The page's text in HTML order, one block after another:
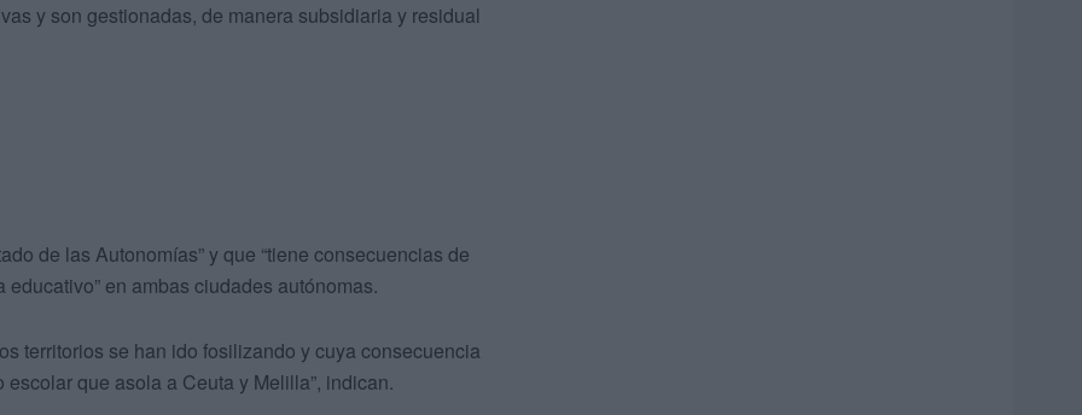
y son gestionadas, de manera subsidiaria y residual
de las Autonomías” y que “tiene consecuencias de
en ambas ciudades autónomas.
territorios se han ido fosilizando y cuya consecuencia
que asola a Ceuta y Melilla”, indican.